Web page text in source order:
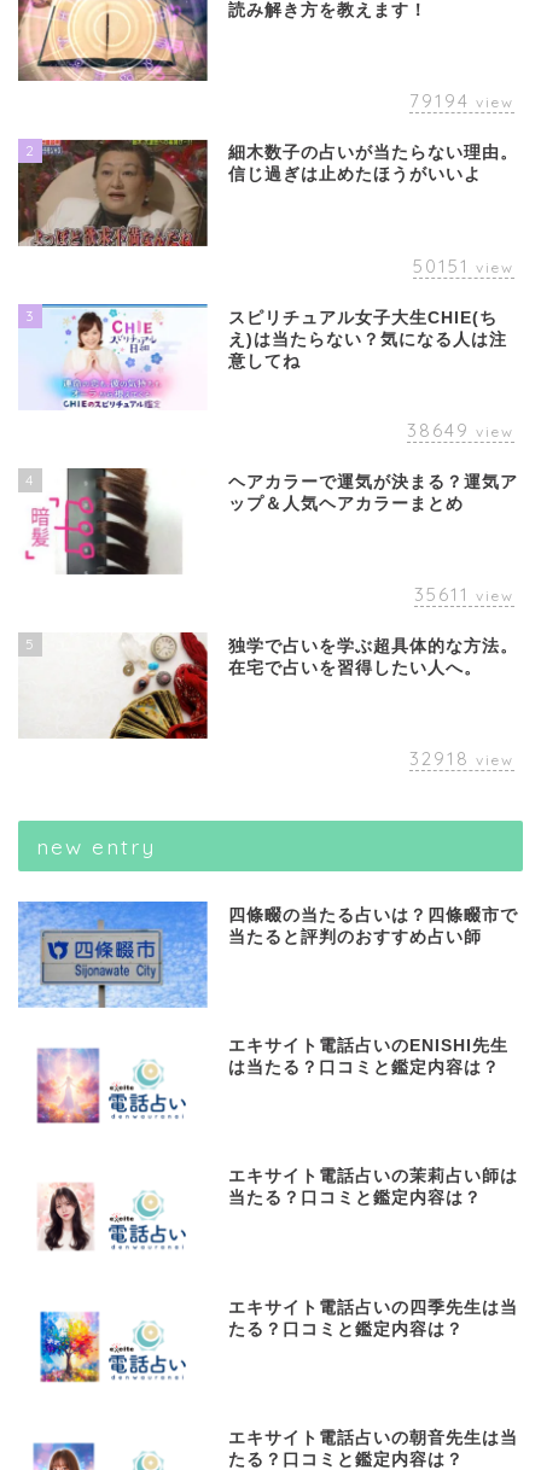
読み解き方を教えます！
79194 view
2
細木数子の占いが当たらない理由。
信じ過ぎは止めたほうがいいよ
50151 view
3
スピリチュアル女子大生CHIE(ち
え)は当たらない？気になる人は注
意してね
38649 view
4
ヘアカラーで運気が決まる？運気ア
ップ＆人気ヘアカラーまとめ
35611 view
5
独学で占いを学ぶ超具体的な方法。
在宅で占いを習得したい人へ。
32918 view
new entry
四條畷の当たる占いは？四條畷市で
当たると評判のおすすめ占い師
エキサイト電話占いのENISHI先生
は当たる？口コミと鑑定内容は？
エキサイト電話占いの茉莉占い師は
当たる？口コミと鑑定内容は？
エキサイト電話占いの四季先生は当
たる？口コミと鑑定内容は？
エキサイト電話占いの朝音先生は当
たる？口コミと鑑定内容は？